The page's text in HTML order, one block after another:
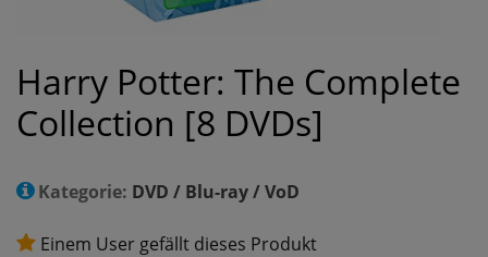
Harry Potter: The Complete
Collection [8 DVDs]
Kategorie: DVD / Blu-ray / VoD
Einem User gefällt dieses Produkt